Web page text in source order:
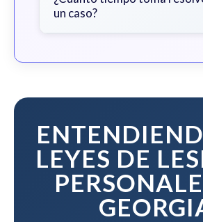
que ganemos su caso.
un caso?
del caso, pero trabajamos
mientras maximizamos su
LEYES DE